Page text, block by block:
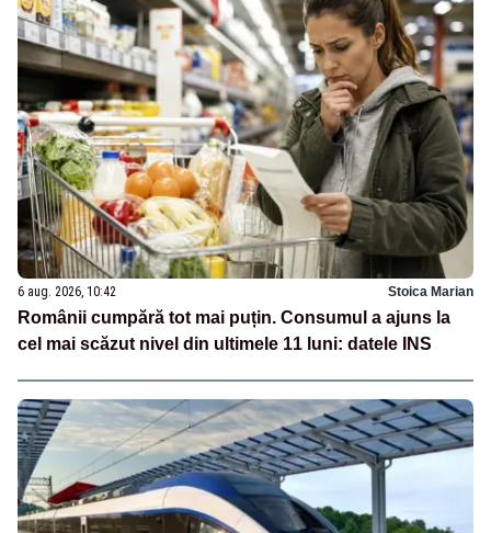
6 aug. 2026, 10:42 Stoica Marian
Românii cumpără tot mai puțin. Consumul a ajuns la
cel mai scăzut nivel din ultimele 11 luni: datele INS